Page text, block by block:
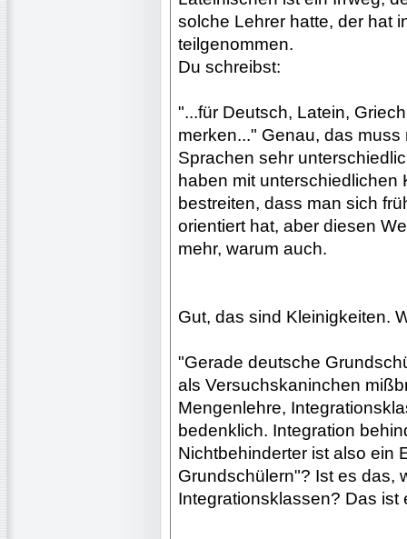
solche Lehrer hatte, der hat
teilgenommen.
Du schreibst:
"...für Deutsch, Latein,
merken..." Genau, das
Sprachen sehr
haben mit unterschiedlichen
bestreiten, dass man sich
orientiert hat, aber diesen
mehr, warum auch.
Gut, das sind Kleinigkeiten.
"Gerade deutsche
als Versuchskaninchen
Mengenlehre,
bedenklich. Integration
Nichtbehinderter ist also ein
Grundschülern"? Ist es das,
Integrationsklassen? Das ist